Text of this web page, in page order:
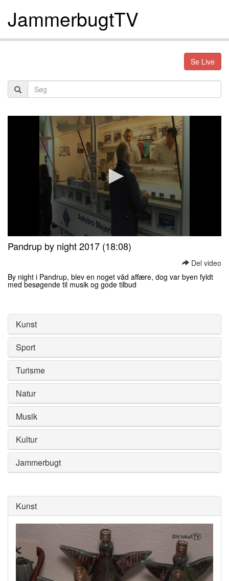
JammerbugtTV
Se Live
seconds
seconds
Pandrup by night 2017 (18:08)
Del video
By night i Pandrup, blev en noget våd affære, dog var byen fyldt
med besøgende til musik og gode tilbud
of
seconds
Kunst
Sport
Turisme
Natur
Musik
Kultur
Jammerbugt
Kunst